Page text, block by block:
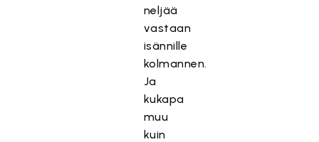
neljää
vastaan
isännille
kolmannen.
Ja
kukapa
muu
kuin